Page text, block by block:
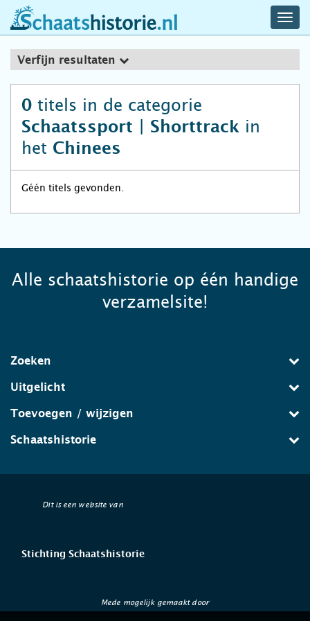
schaatshistorie.nl
Verfijn resultaten
0 titels in de categorie
Schaatssport | Shorttrack in
het Chinees
Géén titels gevonden.
Alle schaatshistorie op één handige
verzamelsite!
Zoeken
Uitgelicht
Toevoegen / wijzigen
Schaatshistorie
Dit is een website van
Stichting Schaatshistorie
Mede mogelijk gemaakt door